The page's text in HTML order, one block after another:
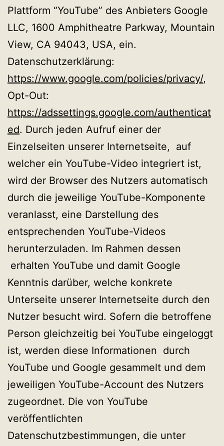
Plattform “YouTube” des Anbieters Google
LLC, 1600 Amphitheatre Parkway, Mountain
View, CA 94043, USA, ein.
Datenschutzerklärung:
https://www.google.com/policies/privacy/,
Opt-Out:
https://adssettings.google.com/authenticat
ed. Durch jeden Aufruf einer der
Einzelseiten unserer Internetseite, auf
welcher ein YouTube-Video integriert ist,
wird der Browser des Nutzers automatisch
durch die jeweilige YouTube-Komponente
veranlasst, eine Darstellung des
entsprechenden YouTube-Videos
herunterzuladen. Im Rahmen dessen
erhalten YouTube und damit Google
Kenntnis darüber, welche konkrete
Unterseite unserer Internetseite durch den
Nutzer besucht wird. Sofern die betroffene
Person gleichzeitig bei YouTube eingeloggt
ist, werden diese Informationen durch
YouTube und Google gesammelt und dem
jeweiligen YouTube-Account des Nutzers
zugeordnet. Die von YouTube
veröffentlichten
Datenschutzbestimmungen, die unter